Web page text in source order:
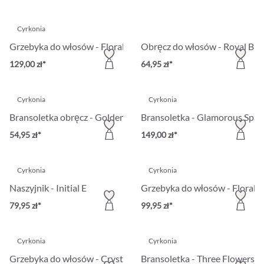
Cyrkonia
Grzebyka do włosów - Floral Gold
129,00 zł*
Obręcz do włosów - Royal
64,95 zł*
Cyrkonia
Bransoletka obręcz - Golden Florals
54,95 zł*
Cyrkonia
Bransoletka - Glamorous
149,00 zł*
Cyrkonia
Naszyjnik - Initial E
79,95 zł*
Cyrkonia
Grzebyka do włosów - Floral
99,95 zł*
Cyrkonia
Grzebyka do włosów - Crystal Flash
Cyrkonia
Bransoletka - Three Flowers